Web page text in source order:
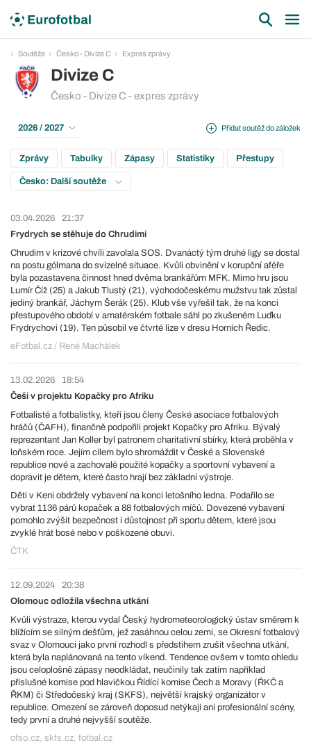
Soutěže Česko - Divize C Expres zprávy
Divize C
Česko - Divize C - expres zprávy
Přidat soutěž do záložek
2026 / 2027
Zprávy Tabulky Zápasy Statistiky Přestupy
Česko: Další soutěže
03.04.2026
21:37
Frydrych se stěhuje do Chrudimi
Chrudim v krizové chvíli zavolala SOS. Dvanáctý tým druhé ligy se dostal
na postu gólmana do svízelné situace. Kvůli obvinění v korupční aféře
byla pozastavena činnost hned dvěma brankářům MFK. Mimo hru jsou
Lumír Číž (25) a Jakub Tlustý (21), východočeskému mužstvu tak zůstal
jediný brankář, Jáchym Šerák (25). Klub vše vyřešil tak, že na konci
přestupového období v amatérském fotbale sáhl po zkušeném Luďku
Frydrychovi (19). Ten působil ve čtvrté lize v dresu Horních Ředic.
eFotbal.cz / René Machálek
13.02.2026
18:54
Češi v projektu Kopačky pro Afriku
Fotbalisté a fotbalistky, kteří jsou členy České asociace fotbalových
hráčů (ČAFH), finančně podpořili projekt Kopačky pro Afriku. Bývalý
reprezentant Jan Koller byl patronem charitativní sbírky, která proběhla v
loňském roce. Jejím cílem bylo shromáždit v České a Slovenské
republice nové a zachovalé použité kopačky a sportovní vybavení a
dopravit je dětem, které často hrají bez základní výstroje.
Děti v Keni obdržely vybavení na konci letošního ledna. Podařilo se
vybrat 1136 párů kopaček a 88 fotbalových míčů. Dovezené vybavení
pomohlo zvýšit bezpečnost i důstojnost při sportu dětem, které jsou
zvyklé hrát bosé nebo v poškozené obuvi.
ČTK
12.09.2024
20:38
Olomouc odložila všechna utkání
Kvůli výstraze, kterou vydal Český hydrometeorologický ústav směrem k
blížícím se silným dešťům, jež zasáhnou celou zemi, se Okresní fotbalový
svaz v Olomouci jako první rozhodl s předstihem zrušit všechna utkání,
která byla naplánovaná na tento víkend. Tendence ovšem v tomto ohledu
jsou celoplošně zápasy neodkládat, neučinily tak zatím například
příslušné komise pod hlavičkou Řídící komise Čech a Moravy (ŘKČ a
ŘKM) či Středočeský kraj (SKFS), největší krajský organizátor v
republice. Omezení se zároveň doposud netýkají ani profesionální scény,
tedy první a druhé nejvyšší soutěže.
ofso.cz, skfs.cz, fotbal.cz